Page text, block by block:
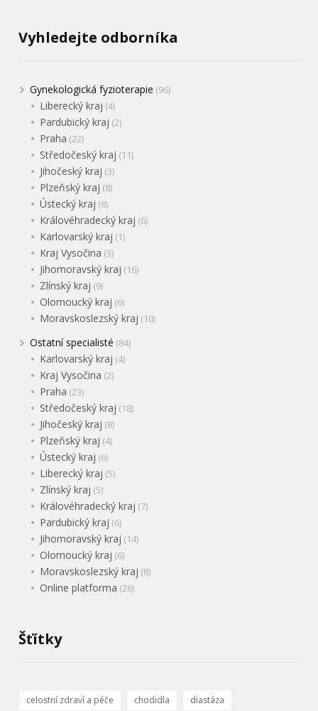
Vyhledejte odborníka
Gynekologická fyzioterapie (96)
Liberecký kraj (4)
Pardubický kraj (2)
Praha (22)
Středočeský kraj (11)
Jihočeský kraj (3)
Plzeňský kraj (8)
Ústecký kraj (6)
Královéhradecký kraj (6)
Karlovarský kraj (1)
Kraj Vysočina (3)
Jihomoravský kraj (16)
Zlínský kraj (9)
Olomoucký kraj (6)
Moravskoslezský kraj (10)
Ostatní specialisté (84)
Karlovarský kraj (4)
Kraj Vysočina (2)
Praha (23)
Středočeský kraj (18)
Jihočeský kraj (8)
Plzeňský kraj (4)
Ústecký kraj (6)
Liberecký kraj (5)
Zlínský kraj (5)
Královéhradecký kraj (7)
Pardubický kraj (6)
Jihomoravský kraj (14)
Olomoucký kraj (6)
Moravskoslezský kraj (8)
Online platforma (26)
Šťítky
celostní zdraví a péče chodidla diastáza